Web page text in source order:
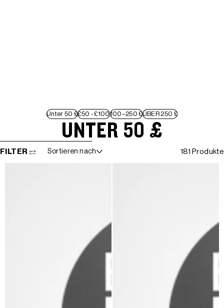
Unter 50 ££50 - £100100–250 £ÜBER 250 £
UNTER 50 £
WEITER ZUR ERGEBNISLISTE
FILTER Sortieren nach 181 Produkte